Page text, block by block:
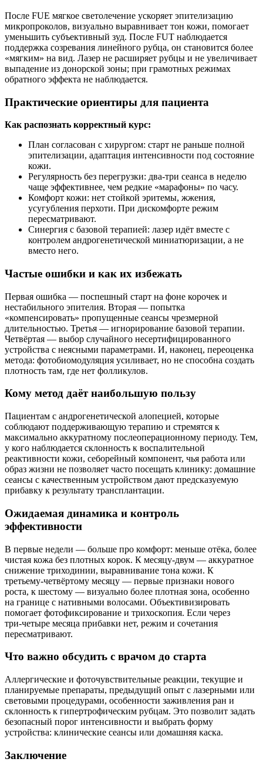
После FUE мягкое светолечение ускоряет эпителизацию
микропроколов, визуально выравнивает тон кожи, помогает
уменьшить субъективный зуд. После FUT наблюдается
поддержка созревания линейного рубца, он становится более
«мягким» на вид. Лазер не расширяет рубцы и не увеличивает
выпадение из донорской зоны; при грамотных режимах
обратного эффекта не наблюдается.
Практические ориентиры для пациента
Как распознать корректный курс:
План согласован с хирургом: старт не раньше полной
эпителизации, адаптация интенсивности под состояние
кожи.
Регулярность без перегрузки: два‑три сеанса в неделю
чаще эффективнее, чем редкие «марафоны» по часу.
Комфорт кожи: нет стойкой эритемы, жжения,
усугубления перхоти. При дискомфорте режим
пересматривают.
Синергия с базовой терапией: лазер идёт вместе с
контролем андрогенетической миниатюризации, а не
вместо него.
Частые ошибки и как их избежать
Первая ошибка — поспешный старт на фоне корочек и
нестабильного эпителия. Вторая — попытка
«компенсировать» пропущенные сеансы чрезмерной
длительностью. Третья — игнорирование базовой терапии.
Четвёртая — выбор случайного несертифицированного
устройства с неясными параметрами. И, наконец, переоценка
метода: фотобиомодуляция усиливает, но не способна создать
плотность там, где нет фолликулов.
Кому метод даёт наибольшую пользу
Пациентам с андрогенетической алопецией, которые
соблюдают поддерживающую терапию и стремятся к
максимально аккуратному послеоперационному периоду. Тем,
у кого наблюдается склонность к воспалительной
реактивности кожи, себорейный компонент, чья работа или
образ жизни не позволяет часто посещать клинику: домашние
сеансы с качественным устройством дают предсказуемую
прибавку к результату трансплантации.
Ожидаемая динамика и контроль
эффективности
В первые недели — больше про комфорт: меньше отёка, более
чистая кожа без плотных корок. К месяцу‑двум — аккуратное
снижение триходинии, выравнивание тона кожи. К
третьему‑четвёртому месяцу — первые признаки нового
роста, к шестому — визуально более плотная зона, особенно
на границе с нативными волосами. Объективизировать
помогает фотофиксирование и трихоскопия. Если через
три‑четыре месяца прибавки нет, режим и сочетания
пересматривают.
Что важно обсудить с врачом до старта
Аллергические и фоточувствительные реакции, текущие и
планируемые препараты, предыдущий опыт с лазерными или
световыми процедурами, особенности заживления ран и
склонность к гипертрофическим рубцам. Это позволит задать
безопасный порог интенсивности и выбрать форму
устройства: клинические сеансы или домашняя каска.
Заключение